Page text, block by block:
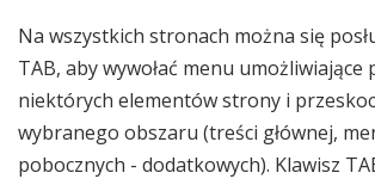
Na wszystkich stronach można się
TAB, aby wywołać menu umożliwiające
niektórych elementów strony i
wybranego obszaru (treści głównej,
pobocznych - dodatkowych). Klawisz